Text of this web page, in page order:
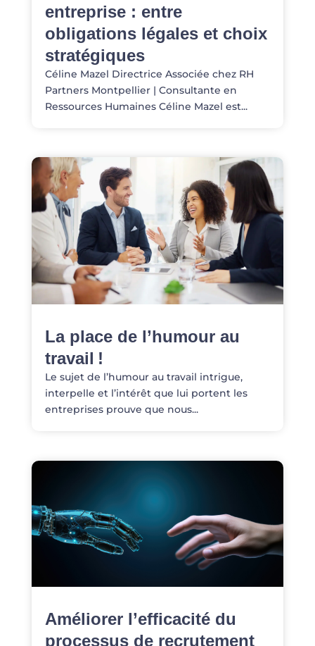
entreprise : entre
obligations légales et choix
stratégiques
Céline Mazel Directrice Associée chez RH
Partners Montpellier | Consultante en
Ressources Humaines Céline Mazel est...
La place de l’humour au
travail !
Le sujet de l’humour au travail intrigue,
interpelle et l’intérêt que lui portent les
entreprises prouve que nous...
Améliorer l’efficacité du
processus de recrutement